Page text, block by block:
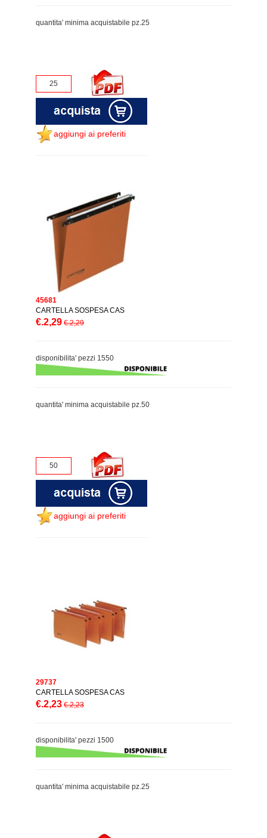
quantita' minima acquistabile pz.25
aggiungi ai preferiti
45681
CARTELLA SOSPESA CAS
€.2,29 €.2,29
disponibilita' pezzi 1550
quantita' minima acquistabile pz.50
aggiungi ai preferiti
29737
CARTELLA SOSPESA CAS
€.2,23 €.2,23
disponibilita' pezzi 1500
quantita' minima acquistabile pz.25